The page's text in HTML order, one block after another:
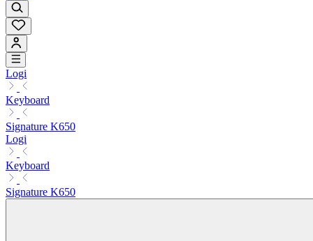
Logi
Keyboard
Signature K650
Logi
Keyboard
Signature K650